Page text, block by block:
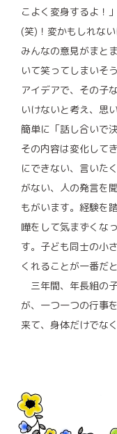
こよく変身するよ！
(笑)！変かもしれな
みんなの意見がまと
いて笑ってしまいそ
アイデアで、その子
いけないと考え、思
簡単に「話し合いで
その内容は変化して
にできない、言いた
がない、人の発言を
もがいます。経験を
嘩をして気まずくな
す。子ども同士の小
くれることが一番だ
三年間、年長組の
が、一つ一つの行事
来て、身体だけでな